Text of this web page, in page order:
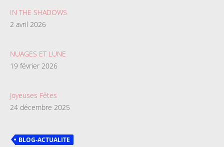
IN THE SHADOWS
2 avril 2026
NUAGES ET LUNE
19 février 2026
Joyeuses Fêtes
24 décembre 2025
BLOG-ACTUALITE